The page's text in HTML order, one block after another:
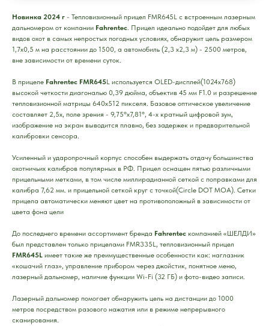
Новинка 2024 г - Тепловизионный прицел FMR645L с встроенным лазерным
дальномером от компании Fahrentec. Прицел идеально подойдет для любых
видов охот в самых непростых погодных условиях, обнаружит цель размером
1,7х0,5 м на расстоянии до 1500, а автомобиль (2,3 х2,3 м) - 2500 метров,
вне зависимости от времени суток.
В прицеле Fahrentec FMR645L используется OLED-дисплей(1024х768)
высокой четкости диагональю 0,39 дюйма, объектив 45 мм F1.0 и разрешение
тепловизионной матрицы 640x512 пикселя. Базовое оптическое увеличение
составляет 2,5х, поле зрения - 9,75°х7,81°, 4-х кратный цифровой зум,
изображение на экран выводится плавно, без задержек и предварительной
калибровки сенсора.
Усиленный и ударопрочный корпус способен выдержать отдачу большинства
охотничьих калибров популярных в РФ. Прицел оснащен пятью различными
прицельными метками, в том числе миллирадианной сеткой с поправками для
калибра 7,62 мм. и прицельной сеткой круг с точкой(Circle DOT MOA). Сетки
прицела автоматически меняют цвет на противоположный в зависимости от
цвета фона цели
До последнего времени ассортимент бренда Fahrentec компанией «ШЕЛДИ»
был представлен только прицелами FMR335L, тепловизионный прицел
FMR645L имеет такие же преимущественные особенности как: наглазник
«кошачий глаз», управление прибором через джойстик, понятное меню,
лазерный дальномер, наличие функции Wi-Fi (32 ГБ) и фото-видео записи.
Лазерный дальномер помогает обнаружить цель на дистанции до 1000
метров посредством разового нажатия или в режиме непрерывного
сканирования.